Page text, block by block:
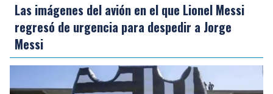
Las imágenes del avión en el que Lionel Messi
regresó de urgencia para despedir a Jorge
Messi